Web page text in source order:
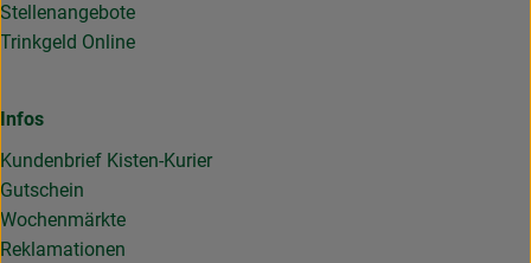
Stellenangebote
Trinkgeld Online
Infos
Kundenbrief Kisten-Kurier
Gutschein
Wochenmärkte
Reklamationen